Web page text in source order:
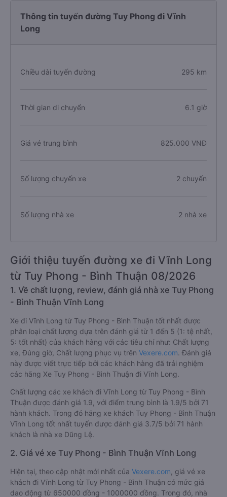
Thông tin tuyến đường Tuy Phong đi Vĩnh
Long
Chiều dài tuyến đường 295 km
Thời gian di chuyển 6.1 giờ
Giá vé trung bình 825.000 VNĐ
Số lượng chuyến xe 2 chuyến
Số lượng nhà xe 2 nhà xe
Giới thiệu tuyến đường xe đi Vĩnh Long
từ Tuy Phong - Bình Thuận 08/2026
1. Về chất lượng, review, đánh giá nhà xe Tuy Phong
- Bình Thuận Vĩnh Long
Xe đi Vĩnh Long từ Tuy Phong - Bình Thuận tốt nhất được
phân loại chất lượng dựa trên đánh giá từ 1 đến 5 (1: tệ nhất,
5: tốt nhất) của khách hàng với các tiêu chí như: Chất lượng
xe, Đúng giờ, Chất lượng phục vụ trên Vexere.com. Đánh giá
này được viết trực tiếp bởi các khách hàng đã trải nghiệm
các hãng Xe Tuy Phong - Bình Thuận đi Vĩnh Long.
Chất lượng các xe khách đi Vĩnh Long từ Tuy Phong - Bình
Thuận được đánh giá 1.9, với điểm trung bình là 1.9/5 bởi 71
hành khách. Trong đó hãng xe khách Tuy Phong - Bình Thuận
Vĩnh Long tốt nhất tuyến được đánh giá 3.7/5 bởi 71 hành
khách là nhà xe Dũng Lệ.
2. Giá vé xe Tuy Phong - Bình Thuận Vĩnh Long
Hiện tại, theo cập nhật mới nhất của Vexere.com , giá vé xe
khách đi Vĩnh Long từ Tuy Phong - Bình Thuận có mức giá
dao động từ 650000 đồng - 1000000 đồng. Trong đó, nhà